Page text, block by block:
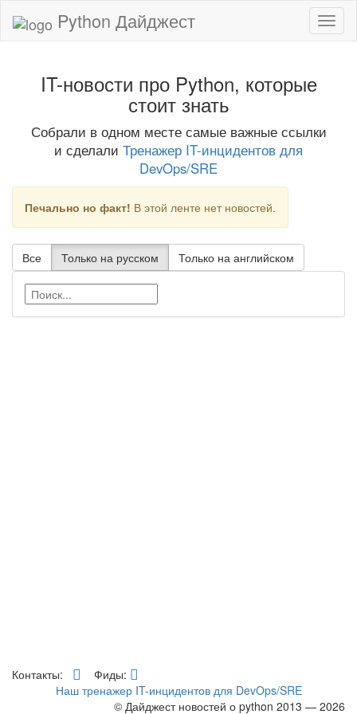
Python Дайджест
IT-новости про Python, которые
стоит знать
Собрали в одном месте самые важные ссылки
и сделали Тренажер IT-инцидентов для
DevOps/SRE
Печально но факт! В этой ленте нет новостей.
Все Только на русском Только на английском
Контакты:
Фиды:
Наш тренажер IT-инцидентов для DevOps/SRE
© Дайджест новостей о python 2013 — 2026